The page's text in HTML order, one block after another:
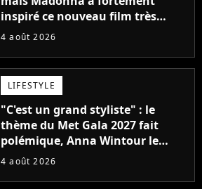
inspiré ce nouveau film très
attendu
4 août 2026
LIFESTYLE
"C'est un grand styliste" : le
thème du Met Gala 2027 fait
polémique, Anna Wintour le
défend
4 août 2026